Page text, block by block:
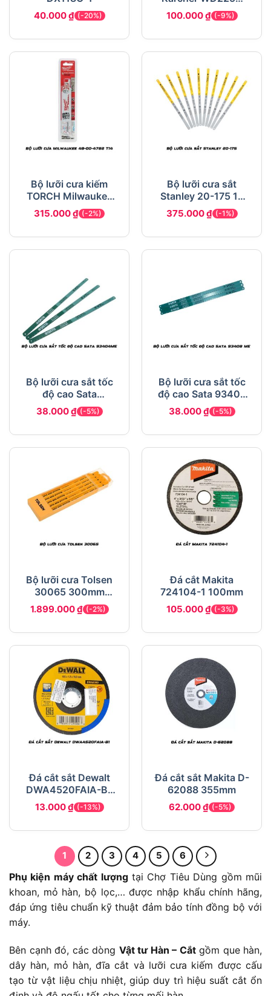
40.000₫ (-20%)
WD3.200 MV2
100.000₫ (-9%)
Bộ lưỡi cưa kiếm
TORCH Milwaukee
48-00-4782 T14
152.4mm
315.000₫ (-2%)
Bộ lưỡi cưa sắt
Stanley 20-175 18
răng
375.000₫ (-1%)
Bộ lưỡi cưa sắt tốc
độ cao Sata
93404ME
38.000₫ (-5%)
Bộ lưỡi cưa sắt tốc
độ cao Sata 93408
ME
38.000₫ (-5%)
Bộ lưỡi cưa Tolsen
30065 300mm
chĩnh hãng, giá tốt
1.899.000₫ (-2%)
Đá cắt Makita
724104-1 100mm
105.000₫ (-3%)
Đá cắt sắt Dewalt
DWA4520FAIA-B1
100×2.5x16mm
13.000₫ (-13%)
Đá cắt sắt Makita D-
62088 355mm
62.000₫ (-5%)
1 2 3 4 5 6
Phụ kiện máy chất lượngtại Chợ Tiêu Dùng gồm mũi
khoan, mỏ hàn, bộ lọc,… được nhập khẩu chính hãng,
đáp ứng tiêu chuẩn kỹ thuật đảm bảo tính đồng bộ với
máy.
Bên cạnh đó, các dòng Vật tư Hàn – Cắtgồm que hàn,
dây hàn, mỏ hàn, đĩa cắt và lưỡi cưa kiếm được cấu
tạo từ vật liệu chịu nhiệt, giúp duy trì hiệu suất cắt ổn